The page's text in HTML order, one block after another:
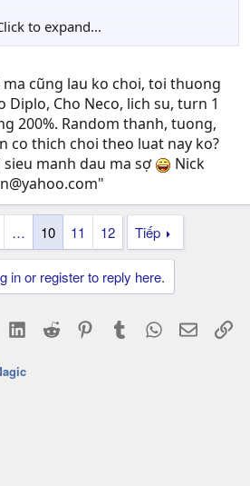
post was at 23:10 ----------
tướng. turn /2' (kô chơi thành Nec).
vui nhưng mỗi lần load phải
số tuần lúc load x 2000. (vd ngày
phải sang bên kia 4000 gold). Có
hoặc YM : dan_choi_ngoan
giờ nào cũng được. Tốt nhất
hoặc SMS để đỡ mất thời gian cả
to expand...
cũng lau ko choi, toi thuong
Diplo, Cho Neco, lich su, turn 1
200%. Random thanh, tuong,
co thich choi theo luat nay ko?
manh dau ma sợ
Nick
"
… 10 11 12 Tiếp
in or register to reply here.
LinkedIn
Reddit PinterestTumblr WhatsApp
Email